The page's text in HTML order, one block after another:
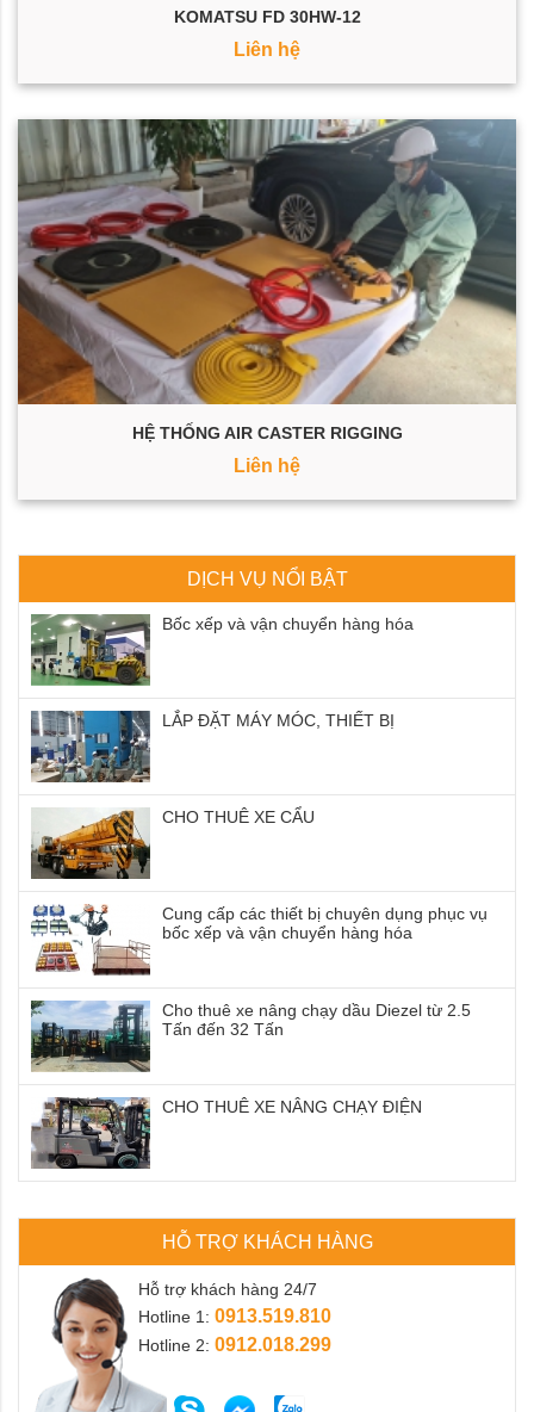
DỊCH VỤ NỔI BẬT
Bốc xếp và vận chuyển hàng hóa
LẮP ĐẶT MÁY MÓC, THIẾT BỊ
CHO THUÊ XE CẨU
Cung cấp các thiết bị chuyên dụng phục vụ
bốc xếp và vận chuyển hàng hóa
Cho thuê xe nâng chạy dầu Diezel từ 2.5
Tấn đến 32 Tấn
CHO THUÊ XE NÂNG CHẠY ĐIỆN
HỖ TRỢ KHÁCH HÀNG
Hỗ trợ khách hàng 24/7
Hotline 1: 0913.519.810
Hotline 2: 0912.018.299
KOMATSU FD 30HW-12
Liên hệ
HỆ THỐNG AIR CASTER RIGGING
Liên hệ